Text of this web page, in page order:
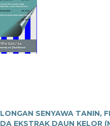
SENYAWA TANIN,
EKSTRAK DAUN